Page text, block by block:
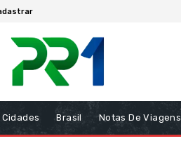
Cidades Brasil Notas De Viagens